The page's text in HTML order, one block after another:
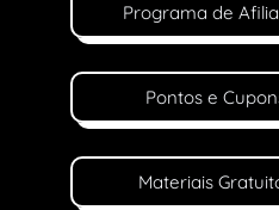
Programa de
Pontos e
Materiais